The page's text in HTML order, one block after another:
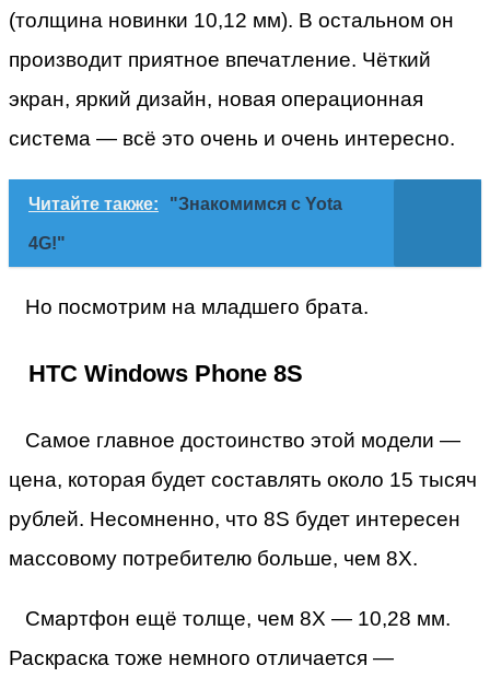
(толщина новинки 10,12 мм). В остальном он
производит приятное впечатление. Чёткий
экран, яркий дизайн, новая операционная
система — всё это очень и очень интересно.
Читайте также: "Знакомимся с Yota
4G!"
Но посмотрим на младшего брата.
HTC Windows Phone 8S
Самое главное достоинство этой модели —
цена, которая будет составлять около 15 тысяч
рублей. Несомненно, что 8S будет интересен
массовому потребителю больше, чем 8X.
Смартфон ещё толще, чем 8X — 10,28 мм.
Раскраска тоже немного отличается —